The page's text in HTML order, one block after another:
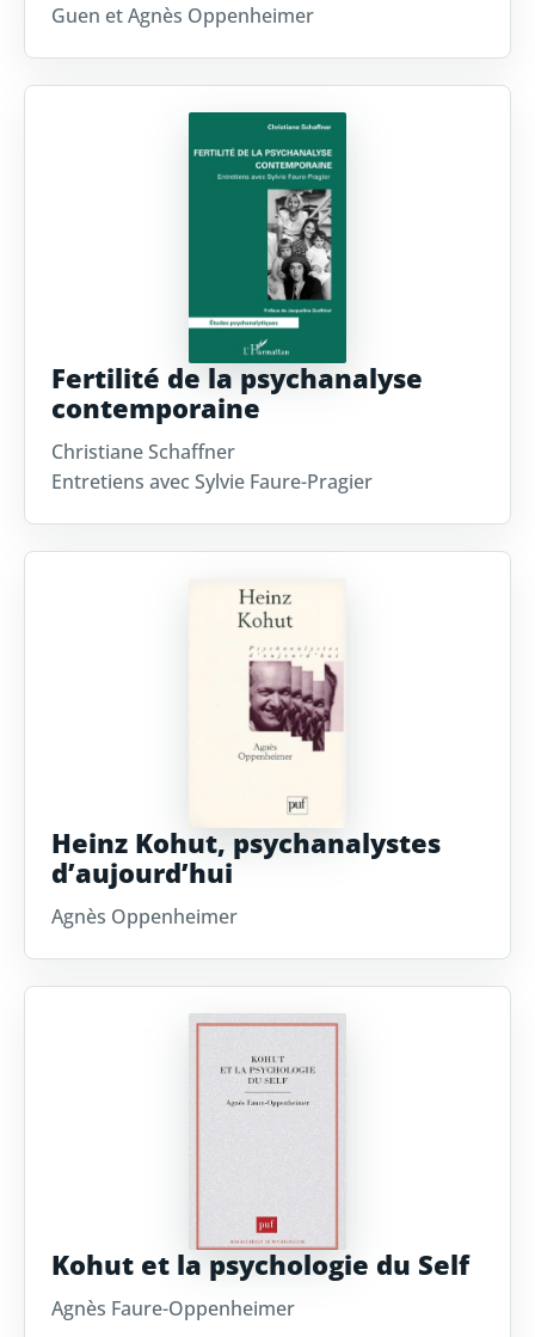
Guen et Agnès Oppenheimer
Fertilité de la psychanalyse
contemporaine
Christiane Schaffner
Entretiens avec Sylvie Faure-Pragier
Heinz Kohut, psychanalystes
d’aujourd’hui
Agnès Oppenheimer
Kohut et la psychologie du Self
Agnès Faure-Oppenheimer